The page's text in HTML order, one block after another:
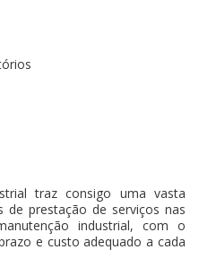
traz consigo uma vasta
de prestação de serviços nas
industrial, com o
e custo adequado a cada